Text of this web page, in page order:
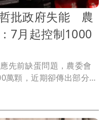
批政府失能 農
7月起控制1000
先前缺蛋問題，農委會
萬顆，近期卻傳出部分雞
痛批，「這就是政府的
（7/1）受訪時直言，
進口雞蛋數會控制在1000